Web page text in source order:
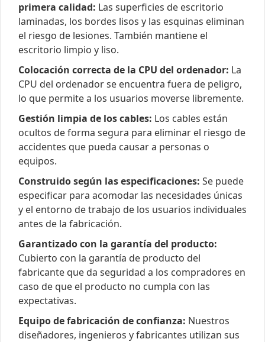
primera calidad: Las superficies de escritorio
laminadas, los bordes lisos y las esquinas eliminan
el riesgo de lesiones. También mantiene el
escritorio limpio y liso.
Colocación correcta de la CPU del ordenador: La
CPU del ordenador se encuentra fuera de peligro,
lo que permite a los usuarios moverse libremente.
Gestión limpia de los cables: Los cables están
ocultos de forma segura para eliminar el riesgo de
accidentes que pueda causar a personas o
equipos.
Construido según las especificaciones: Se puede
especificar para acomodar las necesidades únicas
y el entorno de trabajo de los usuarios individuales
antes de la fabricación.
Garantizado con la garantía del producto:
Cubierto con la garantía de producto del
fabricante que da seguridad a los compradores en
caso de que el producto no cumpla con las
expectativas.
Equipo de fabricación de confianza: Nuestros
diseñadores, ingenieros y fabricantes utilizan sus